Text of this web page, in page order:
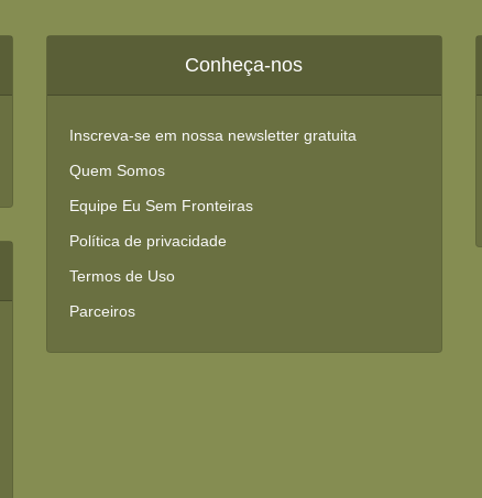
Conheça-nos
Inscreva-se em nossa newsletter gratuita
Quem Somos
Equipe Eu Sem Fronteiras
Política de privacidade
Termos de Uso
Parceiros